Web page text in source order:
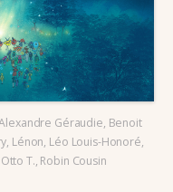
Géraudie, Benoit
, Lénon, Léo Louis-Honoré,
Otto T., Robin Cousin